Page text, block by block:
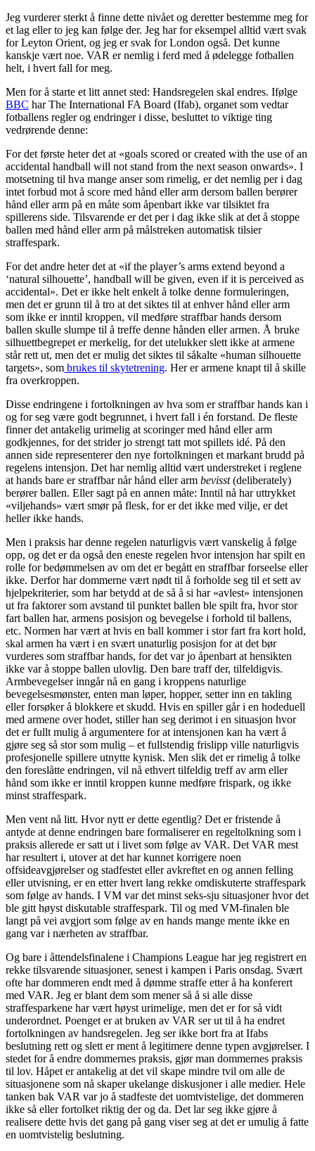
Jeg vurderer sterkt å finne dette nivået og deretter bestemme meg for
et lag eller to jeg kan følge der. Jeg har for eksempel alltid vært svak
for Leyton Orient, og jeg er svak for London også. Det kunne
kanskje vært noe. VAR er nemlig i ferd med å ødelegge fotballen
helt, i hvert fall for meg.
Men for å starte et litt annet sted: Handsregelen skal endres. Ifølge
BBC har The International FA Board (Ifab), organet som vedtar
fotballens regler og endringer i disse, besluttet to viktige ting
vedrørende denne:
For det første heter det at «goals scored or created with the use of an
accidental handball will not stand from the next season onwards». I
motsetning til hva mange anser som rimelig, er det nemlig per i dag
intet forbud mot å score med hånd eller arm dersom ballen berører
hånd eller arm på en måte som åpenbart ikke var tilsiktet fra
spillerens side. Tilsvarende er det per i dag ikke slik at det å stoppe
ballen med hånd eller arm på målstreken automatisk tilsier
straffespark.
For det andre heter det at «if the player’s arms extend beyond a
‘natural silhouette’, handball will be given, even if it is perceived as
accidental». Det er ikke helt enkelt å tolke denne formuleringen,
men det er grunn til å tro at det siktes til at enhver hånd eller arm
som ikke er inntil kroppen, vil medføre straffbar hands dersom
ballen skulle slumpe til å treffe denne hånden eller armen. Å bruke
silhuettbegrepet er merkelig, for det utelukker slett ikke at armene
står rett ut, men det er mulig det siktes til såkalte «human silhouette
targets», som brukes til skytetrening. Her er armene knapt til å skille
fra overkroppen.
Disse endringene i fortolkningen av hva som er straffbar hands kan i
og for seg være godt begrunnet, i hvert fall i én forstand. De fleste
finner det antakelig urimelig at scoringer med hånd eller arm
godkjennes, for det strider jo strengt tatt mot spillets idé. På den
annen side representerer den nye fortolkningen et markant brudd på
regelens intensjon. Det har nemlig alltid vært understreket i reglene
at hands bare er straffbar når hånd eller arm bevisst(deliberately)
berører ballen. Eller sagt på en annen måte: Inntil nå har uttrykket
«viljehands» vært smør på flesk, for er det ikke med vilje, er det
heller ikke hands.
Men i praksis har denne regelen naturligvis vært vanskelig å følge
opp, og det er da også den eneste regelen hvor intensjon har spilt en
rolle for bedømmelsen av om det er begått en straffbar forseelse eller
ikke. Derfor har dommerne vært nødt til å forholde seg til et sett av
hjelpekriterier, som har betydd at de så å si har «avlest» intensjonen
ut fra faktorer som avstand til punktet ballen ble spilt fra, hvor stor
fart ballen har, armens posisjon og bevegelse i forhold til ballens,
etc. Normen har vært at hvis en ball kommer i stor fart fra kort hold,
skal armen ha vært i en svært unaturlig posisjon for at det bør
vurderes som straffbar hands, for det var jo åpenbart at hensikten
ikke var å stoppe ballen ulovlig. Den bare traff der, tilfeldigvis.
Armbevegelser inngår nå en gang i kroppens naturlige
bevegelsesmønster, enten man løper, hopper, setter inn en takling
eller forsøker å blokkere et skudd. Hvis en spiller går i en hodeduell
med armene over hodet, stiller han seg derimot i en situasjon hvor
det er fullt mulig å argumentere for at intensjonen kan ha vært å
gjøre seg så stor som mulig – et fullstendig frislipp ville naturligvis
profesjonelle spillere utnytte kynisk. Men slik det er rimelig å tolke
den foreslåtte endringen, vil nå ethvert tilfeldig treff av arm eller
hånd som ikke er inntil kroppen kunne medføre frispark, og ikke
minst straffespark.
Men vent nå litt. Hvor nytt er dette egentlig? Det er fristende å
antyde at denne endringen bare formaliserer en regeltolkning som i
praksis allerede er satt ut i livet som følge av VAR. Det VAR mest
har resultert i, utover at det har kunnet korrigere noen
offsideavgjørelser og stadfestet eller avkreftet en og annen felling
eller utvisning, er en etter hvert lang rekke omdiskuterte straffespark
som følge av hands. I VM var det minst seks-sju situasjoner hvor det
ble gitt høyst diskutable straffespark. Til og med VM-finalen ble
langt på vei avgjort som følge av en hands mange mente ikke en
gang var i nærheten av straffbar.
Og bare i åttendelsfinalene i Champions League har jeg registrert en
rekke tilsvarende situasjoner, senest i kampen i Paris onsdag. Svært
ofte har dommeren endt med å dømme straffe etter å ha konferert
med VAR. Jeg er blant dem som mener så å si alle disse
straffesparkene har vært høyst urimelige, men det er for så vidt
underordnet. Poenget er at bruken av VAR ser ut til å ha endret
fortolkningen av handsregelen. Jeg ser ikke bort fra at Ifabs
beslutning rett og slett er ment å legitimere denne typen avgjørelser. I
stedet for å endre dommernes praksis, gjør man dommernes praksis
til lov. Håpet er antakelig at det vil skape mindre tvil om alle de
situasjonene som nå skaper ukelange diskusjoner i alle medier. Hele
tanken bak VAR var jo å stadfeste det uomtvistelige, det dommeren
ikke så eller fortolket riktig der og da. Det lar seg ikke gjøre å
realisere dette hvis det gang på gang viser seg at det er umulig å fatte
en uomtvistelig beslutning.